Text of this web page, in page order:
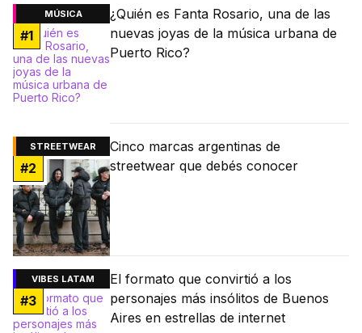
MÚSICA
#1
¿Quién es Fanta Rosario, una de las
nuevas joyas de la música urbana de
Puerto Rico?
STREETWEAR
#2
Cinco marcas argentinas de
streetwear que debés conocer
VIBES LATAM
#3
El formato que convirtió a los
personajes más insólitos de Buenos
Aires en estrellas de internet